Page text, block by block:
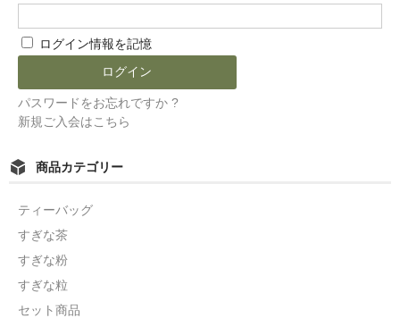
ログイン情報を記憶
パスワードをお忘れですか ?
新規ご入会はこちら
商品カテゴリー
すぎな粉
すぎな粒
すぎな茶
セット商品
ティーバッグ